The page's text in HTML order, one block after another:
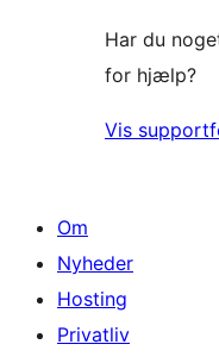
Har du
for hjælp?
Vis
Om
Nyheder
Hosting
Privatliv